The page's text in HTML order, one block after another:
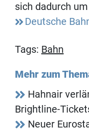
sich dadurch
Deutsche
Tags: Bahn
Mehr zum
Hahnair
Brightline-
Neuer